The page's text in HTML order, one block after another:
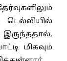
மிகவும்